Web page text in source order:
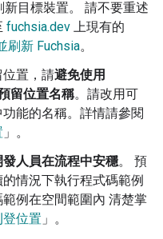
目標裝置。 請不要重述
fuchsia.dev 上現有的
刷新 Fuchsia。
置，請避免使用
留位置名稱。請改用可
能的名稱。詳情請參閱
」。
人員在流程中安穩。 預
情況下執行程式碼範例
例在空間範圍內 清楚掌
位置 」。